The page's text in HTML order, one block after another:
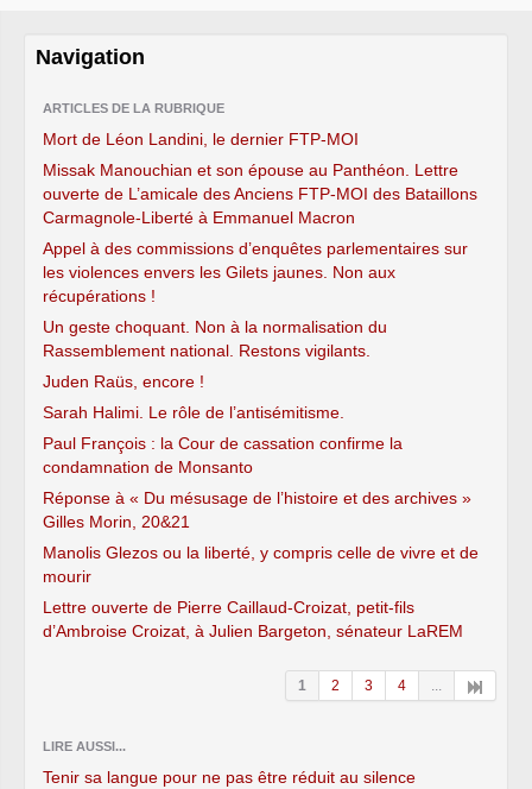
Navigation
ARTICLES DE LA RUBRIQUE
Mort de Léon Landini, le dernier FTP-MOI
Missak Manouchian et son épouse au Panthéon. Lettre
ouverte de L’amicale des Anciens FTP-MOI des Bataillons
Carmagnole-Liberté à Emmanuel Macron
Appel à des commissions d’enquêtes parlementaires sur
les violences envers les Gilets jaunes. Non aux
récupérations !
Un geste choquant. Non à la normalisation du
Rassemblement national. Restons vigilants.
Juden Raüs, encore !
Sarah Halimi. Le rôle de l’antisémitisme.
Paul François : la Cour de cassation confirme la
condamnation de Monsanto
Réponse à « Du mésusage de l’histoire et des archives »
Gilles Morin, 20&21
Manolis Glezos ou la liberté, y compris celle de vivre et de
mourir
Lettre ouverte de Pierre Caillaud-Croizat, petit-fils
d’Ambroise Croizat, à Julien Bargeton, sénateur LaREM
1 2 3 4 ...
LIRE AUSSI...
Tenir sa langue pour ne pas être réduit au silence